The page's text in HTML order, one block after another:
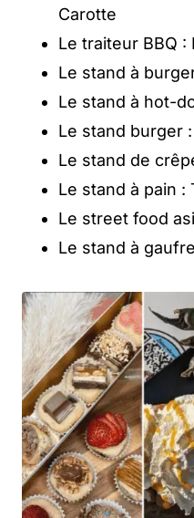
Carotte
Le traiteur BBQ :
Le stand à
Le stand à hot-
Le stand burger
Le stand de
Le stand à pain :
Le street food
Le stand à